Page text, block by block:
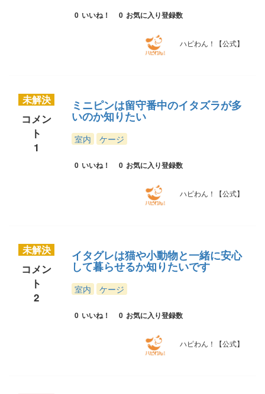
0 いいね！ 0 お気に入り登録数
ハピわん！【公式】
未解決
コメン
ト
1
ミニピンは留守番中のイタズラが多
いのか知りたい
室内 ケージ
0 いいね！ 0 お気に入り登録数
ハピわん！【公式】
未解決
コメン
ト
2
イタグレは猫や小動物と一緒に安心
して暮らせるか知りたいです
室内 ケージ
0 いいね！ 0 お気に入り登録数
ハピわん！【公式】